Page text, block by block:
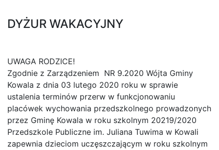
DYŻUR WAKACYJNY
UWAGA RODZICE!
Zgodnie z Zarządzeniem NR 9.2020 Wójta Gminy
Kowala z dnia 03 lutego 2020 roku w sprawie
ustalenia terminów przerw w funkcjonowaniu
placówek wychowania przedszkolnego prowadzonych
przez Gminę Kowala w roku szkolnym 20219/2020
Przedszkole Publiczne im. Juliana Tuwima w Kowali
zapewnia dzieciom uczęszczającym w roku szkolnym